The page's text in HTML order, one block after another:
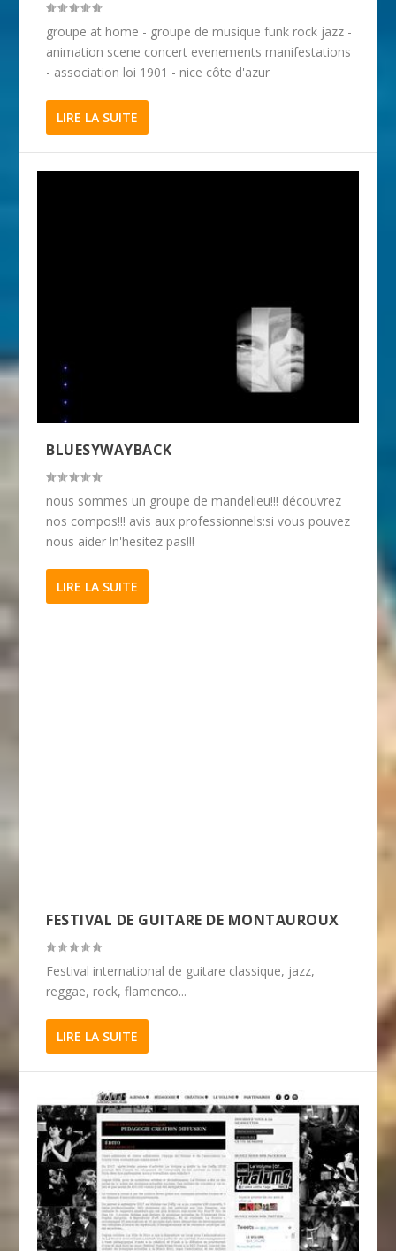
groupe at home - groupe de musique funk rock jazz -
animation scene concert evenements manifestations
- association loi 1901 - nice côte d'azur
LIRE LA SUITE
BLUESYWAYBACK
nous sommes un groupe de mandelieu!!! découvrez
nos compos!!! avis aux professionnels:si vous pouvez
nous aider !n'hesitez pas!!!
LIRE LA SUITE
FESTIVAL DE GUITARE DE MONTAUROUX
Festival international de guitare classique, jazz,
reggae, rock, flamenco...
LIRE LA SUITE